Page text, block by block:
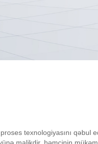
texnologiyasını qəbul